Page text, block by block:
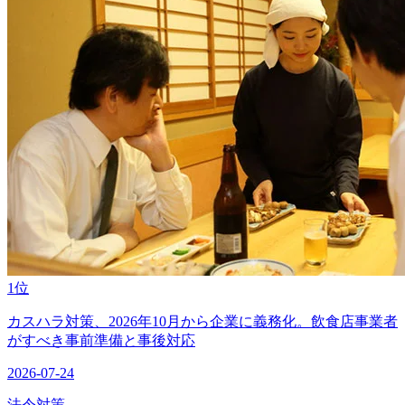
1位
カスハラ対策、2026年10月から企業に義務化。飲食店事業者
がすべき事前準備と事後対応
2026-07-24